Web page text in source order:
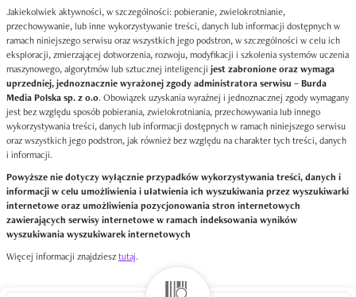
Jakiekolwiek aktywności, w szczególności: pobieranie, zwielokrotnianie,
przechowywanie, lub inne wykorzystywanie treści, danych lub informacji dostępnych w
ramach niniejszego serwisu oraz wszystkich jego podstron, w szczególności w celu ich
eksploracji, zmierzającej dotworzenia, rozwoju, modyfikacji i szkolenia systemów uczenia
maszynowego, algorytmów lub sztucznej inteligencji jest zabronione oraz wymaga
uprzedniej, jednoznacznie wyrażonej zgody administratora serwisu – Burda
Media Polska sp. z o.o. Obowiązek uzyskania wyraźnej i jednoznacznej zgody wymagany
jest bez względu sposób pobierania, zwielokrotniania, przechowywania lub innego
wykorzystywania treści, danych lub informacji dostępnych w ramach niniejszego serwisu
oraz wszystkich jego podstron, jak również bez względu na charakter tych treści, danych
i informacji.
Powyższe nie dotyczy wyłącznie przypadków wykorzystywania treści, danych i
informacji w celu umożliwienia i ułatwienia ich wyszukiwania przez wyszukiwarki
internetowe oraz umożliwienia pozycjonowania stron internetowych
zawierających serwisy internetowe w ramach indeksowania wyników
wyszukiwania wyszukiwarek internetowych
Więcej informacji znajdziesztutaj.